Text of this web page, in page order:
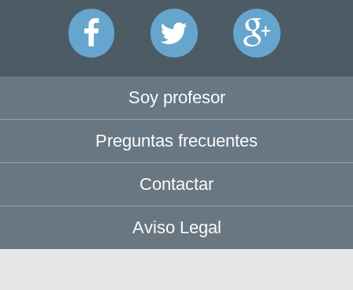
Soy profesor
Preguntas frecuentes
Contactar
Aviso Legal